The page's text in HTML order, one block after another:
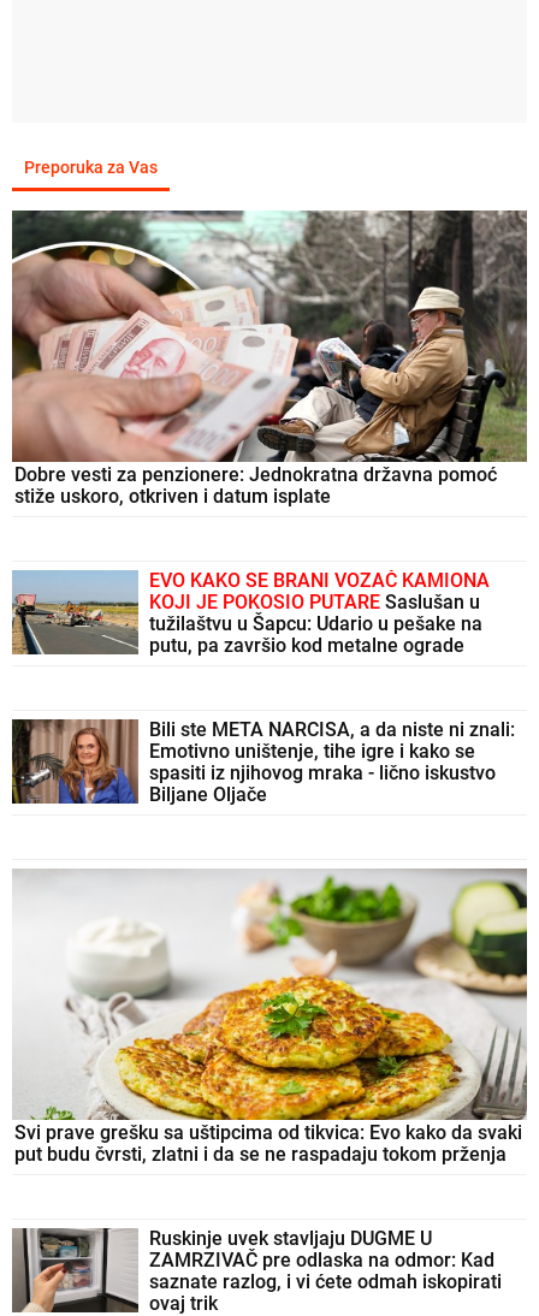
Preporuka za Vas
Dobre vesti za penzionere: Jednokratna državna pomoć
stiže uskoro, otkriven i datum isplate
EVO KAKO SE BRANI VOZAČ KAMIONA
KOJI JE POKOSIO PUTARE Saslušan u
tužilaštvu u Šapcu: Udario u pešake na
putu, pa završio kod metalne ograde
Bili ste META NARCISA, a da niste ni znali:
Emotivno uništenje, tihe igre i kako se
spasiti iz njihovog mraka - lično iskustvo
Biljane Oljače
Svi prave grešku sa uštipcima od tikvica: Evo kako da svaki
put budu čvrsti, zlatni i da se ne raspadaju tokom prženja
Ruskinje uvek stavljaju DUGME U
ZAMRZIVAČ pre odlaska na odmor: Kad
saznate razlog, i vi ćete odmah iskopirati
ovaj trik